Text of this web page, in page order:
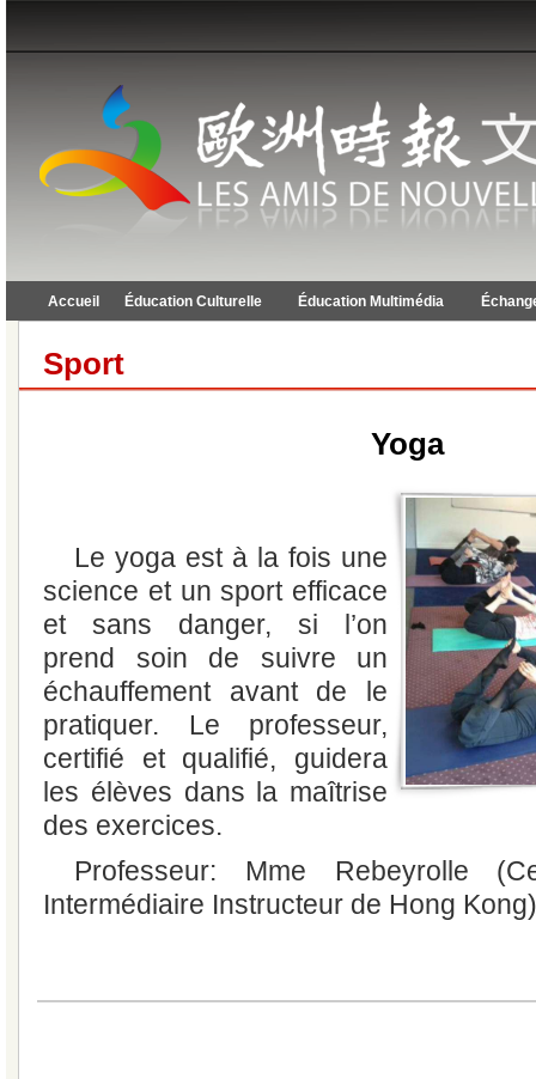
Accueil Éducation Culturelle Éducation Multimédia
Sport
Yoga
Le yoga est à la fois une
science et un sport efficace
et sans danger, si l’on
prend soin de suivre un
échauffement avant de le
pratiquer. Le professeur,
certifié et qualifié, guidera
les élèves dans la maîtrise
des exercices.
Professeur: Mme Rebeyrolle
Intermédiaire Instructeur de Hong Kong)